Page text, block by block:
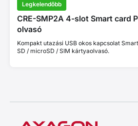
Legkelendőbb
CRE-SMP2A 4-slot Smart card
olvasó
Kompakt utazási USB okos kapcsolat
SD / microSD / SIM kártyaolvasó.